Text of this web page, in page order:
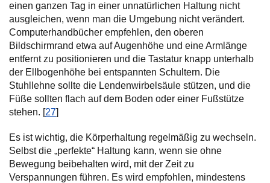
einen ganzen Tag in einer unnatürlichen Haltung nicht
ausgleichen, wenn man die Umgebung nicht verändert.
Computerhandbücher empfehlen, den oberen
Bildschirmrand etwa auf Augenhöhe und eine Armlänge
entfernt zu positionieren und die Tastatur knapp unterhalb
der Ellbogenhöhe bei entspannten Schultern. Die
Stuhllehne sollte die Lendenwirbelsäule stützen, und die
Füße sollten flach auf dem Boden oder einer Fußstütze
stehen. [27]
Es ist wichtig, die Körperhaltung regelmäßig zu wechseln.
Selbst die „perfekte“ Haltung kann, wenn sie ohne
Bewegung beibehalten wird, mit der Zeit zu
Verspannungen führen. Es wird empfohlen, mindestens